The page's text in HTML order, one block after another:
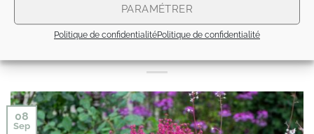
PARAMÉTRER
Politique de confidentialitéPolitique de confidentialité
08
Sep